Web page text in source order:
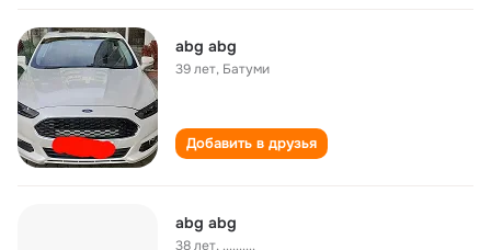
abg abg
39 лет, Батуми
Добавить в друзья
abg abg
38 лет, ..........